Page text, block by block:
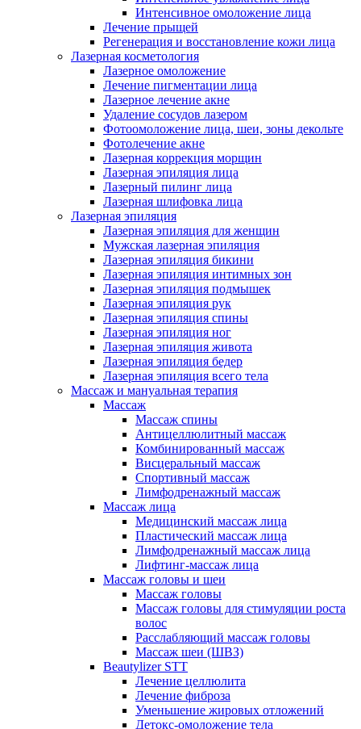
Интенсивное омоложение лица
Лечение прыщей
Регенерация и восстановление кожи лица
Лазерная косметология
Лазерное омоложение
Лечение пигментации лица
Лазерное лечение акне
Удаление сосудов лазером
Фотоомоложение лица, шеи, зоны декольте
Фотолечение акне
Лазерная коррекция морщин
Лазерная эпиляция лица
Лазерный пилинг лица
Лазерная шлифовка лица
Лазерная эпиляция
Лазерная эпиляция для женщин
Мужская лазерная эпиляция
Лазерная эпиляция бикини
Лазерная эпиляция интимных зон
Лазерная эпиляция подмышек
Лазерная эпиляция рук
Лазерная эпиляция спины
Лазерная эпиляция ног
Лазерная эпиляция живота
Лазерная эпиляция бедер
Лазерная эпиляция всего тела
Массаж и мануальная терапия
Массаж
Массаж спины
Антицеллюлитный массаж
Комбинированный массаж
Висцеральный массаж
Спортивный массаж
Лимфодренажный массаж
Массаж лица
Медицинский массаж лица
Пластический массаж лица
Лимфодренажный массаж лица
Лифтинг-массаж лица
Массаж головы и шеи
Массаж головы
Массаж головы для стимуляции роста
волос
Расслабляющий массаж головы
Массаж шеи (ШВЗ)
Beautylizer STT
Лечение целлюлита
Лечение фиброза
Уменьшение жировых отложений
Детокс-омоложение тела